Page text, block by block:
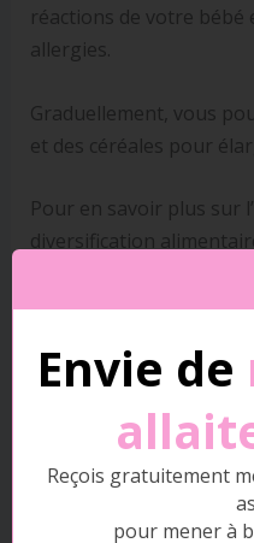
réactions de votre bébé
allergies.
Graduellement, vous
et des céréales pour
Pour en savoir plus sur
diversification
email).
Diversification
Envie de
Reçois gratuitement
pour mener à